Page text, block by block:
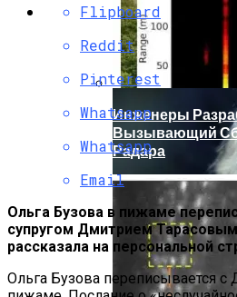
Кто Из
Юдашкин,
Зайцев И Другие
Инженеры
Вызывающий
Радара
Flipboard
Reddit
Pinterest
Whatsapp
Whatsapp
Email
Ольга Бузова в пижаме
супругом Дмитрием
рассказала на персональной
Ольга Бузова переписывается